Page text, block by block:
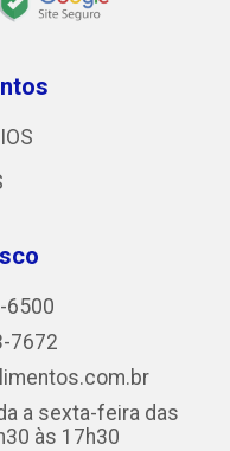
6500
7672
a sexta-feira das
às 17h30